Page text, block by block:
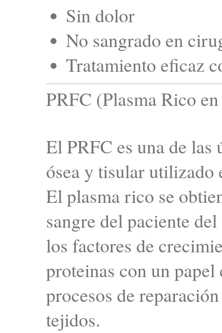
Sin dolor
No sangrado en
Tratamiento eficaz
PRFC (Plasma Rico
El PRFC es una de
ósea y tisular utilizado
El plasma rico se
sangre del paciente
los factores de
proteinas con un papel
procesos de
tejidos.